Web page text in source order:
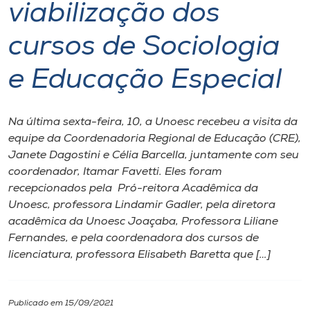
Atendimento ao Estudante
Portal de Ensino
Internacionalização
I.nova
Diplomados
viabilização dos
cursos de Sociologia
e Educação Especial
Na última sexta-feira, 10, a Unoesc recebeu a visita da
equipe da Coordenadoria Regional de Educação (CRE),
Janete Dagostini e Célia Barcella, juntamente com seu
coordenador, Itamar Favetti. Eles foram
recepcionados pela Pró-reitora Acadêmica da
Unoesc, professora Lindamir Gadler, pela diretora
acadêmica da Unoesc Joaçaba, Professora Liliane
Fernandes, e pela coordenadora dos cursos de
licenciatura, professora Elisabeth Baretta que […]
Publicado em 15/09/2021